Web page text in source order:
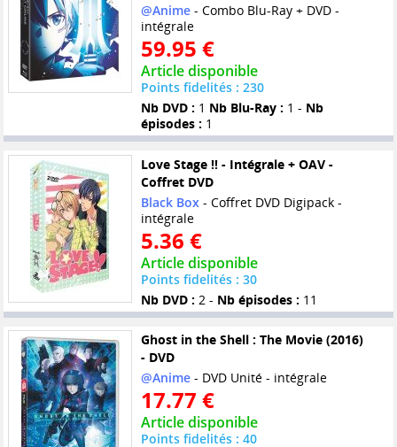
@Anime- Combo Blu-Ray + DVD -
intégrale
59.95 €
Article disponible
Points fidelités : 230
Nb DVD : 1 Nb Blu-Ray : 1 - Nb
épisodes : 1
Love Stage !! - Intégrale + OAV -
Coffret DVD
Black Box - Coffret DVD Digipack -
intégrale
5.36 €
Article disponible
Points fidelités : 30
Nb DVD : 2 - Nb épisodes : 11
Ghost in the Shell : The Movie (2016)
- DVD
@Anime- DVD Unité - intégrale
17.77 €
Article disponible
Points fidelités : 40